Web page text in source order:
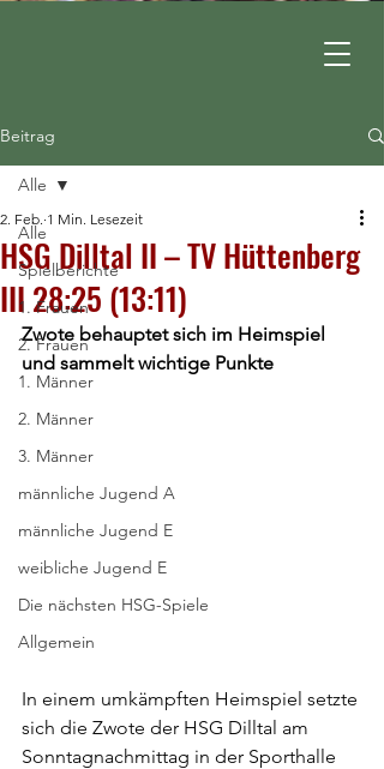
Beitrag
Alle
Spielberichte
1. Frauen
2. Frauen
1. Männer
2. Männer
3. Männer
männliche Jugend A
männliche Jugend E
weibliche Jugend E
Die nächsten HSG-Spiele
Allgemein
Alle
HSG Dilltal II – TV Hüttenberg
III 28:25 (13:11)
2. Feb. 1 Min. Lesezeit
Zwote behauptet sich im Heimspiel
und sammelt wichtige Punkte
In einem umkämpften Heimspiel setzte
sich die Zwote der HSG Dilltal am
Sonntagnachmittag in der Sporthalle